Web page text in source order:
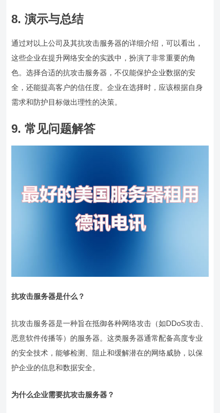
8. 演示与总结
通过对以上公司及其抗攻击服务器的详细介绍，可以看出，
这些企业在提升网络安全的实践中，扮演了非常重要的角
色。选择合适的抗攻击服务器，不仅能保护企业数据的安
全，还能提高客户的信任度。企业在选择时，应该根据自身
需求和防护目标做出理性的决策。
9. 常见问题解答
抗攻击服务器是什么？
抗攻击服务器是一种旨在抵御各种网络攻击（如DDoS攻击、
恶意软件传播等）的服务器。这类服务器通常配备高度专业
的安全技术，能够检测、阻止和缓解潜在的网络威胁，以保
护企业的信息和数据安全。
为什么企业需要抗攻击服务器？